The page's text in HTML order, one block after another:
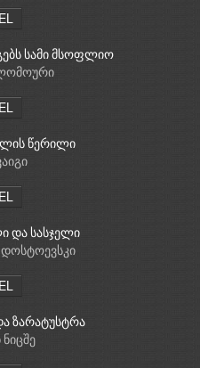
სამი მსოფლიო
წერილი
და სასჯელი
ზარატუსტრა